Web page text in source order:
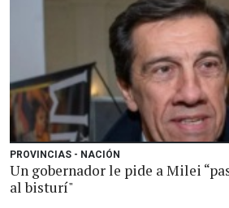
PROVINCIAS - NACIÓN
Un gobernador le pide a Milei
al bisturí"